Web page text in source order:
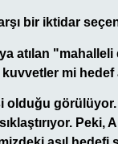
bir iktidar
atılan
mi hedef
olduğu
Peki,